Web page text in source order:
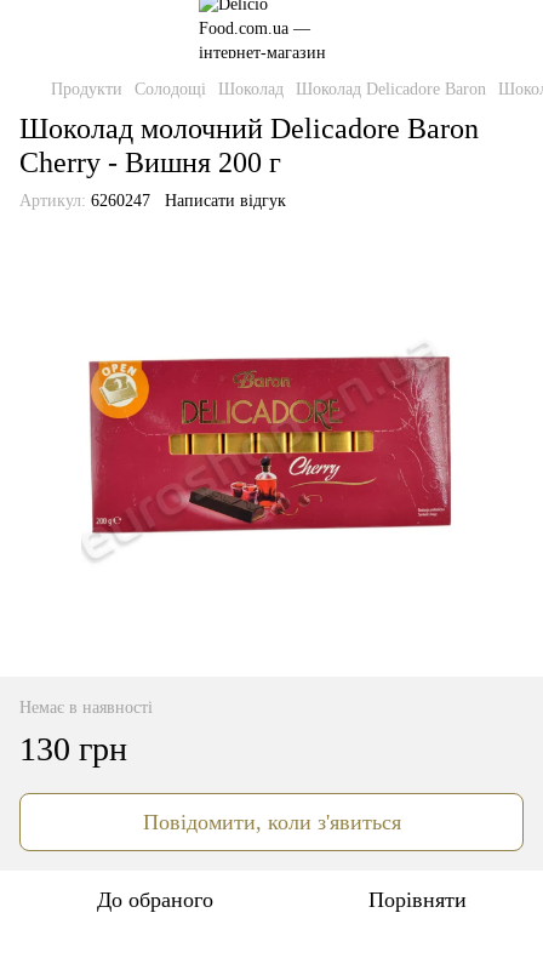
Продукти Солодощі Шоколад Шоколад Delicadore Baron
Шоколад молочний Delicadore Baron
Cherry - Вишня 200 г
Артикул: 6260247 Написати відгук
Немає в наявності
130 грн
Повідомити, коли з'явиться
До обраного Порівняти